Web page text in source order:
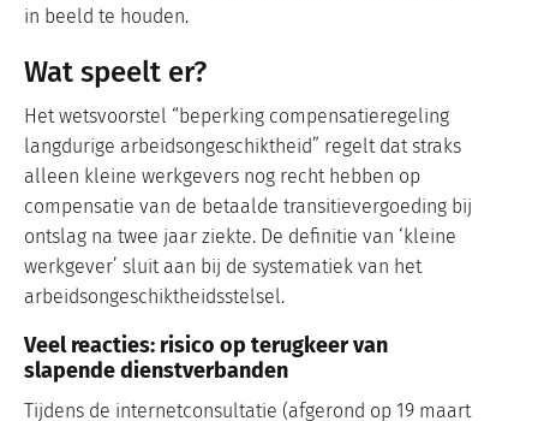
in beeld te houden.
Wat speelt er?
Het wetsvoorstel “beperking compensatieregeling
langdurige arbeidsongeschiktheid” regelt dat straks
alleen kleine werkgevers nog recht hebben op
compensatie van de betaalde transitievergoeding bij
ontslag na twee jaar ziekte. De definitie van ‘kleine
werkgever’ sluit aan bij de systematiek van het
arbeidsongeschiktheidsstelsel.
Veel reacties: risico op terugkeer van
slapende dienstverbanden
Tijdens de internetconsultatie (afgerond op 19 maart